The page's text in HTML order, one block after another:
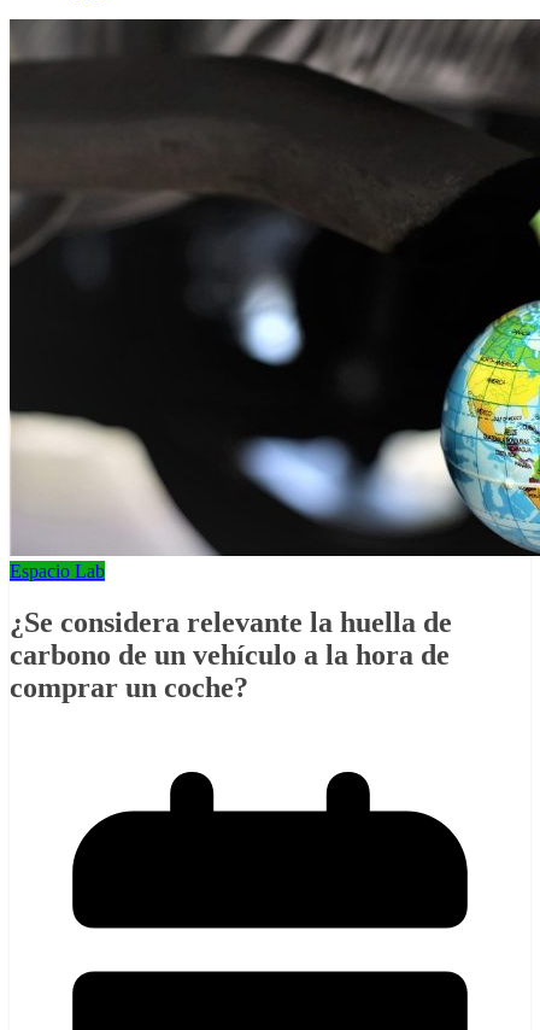
Espacio Lab
¿Se considera relevante la huella de
carbono de un vehículo a la hora de
comprar un coche?